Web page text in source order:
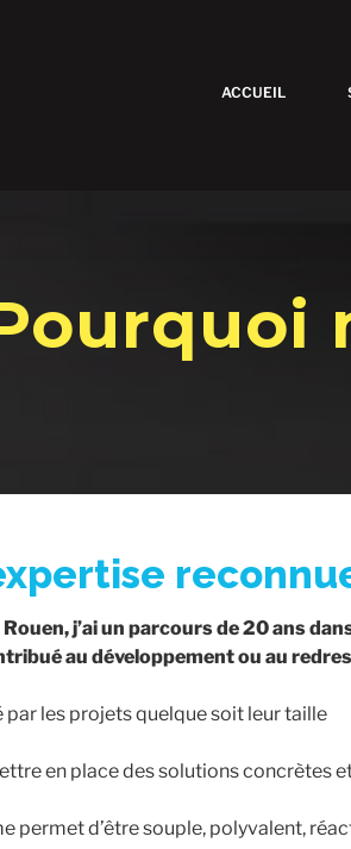
ACCUEIL
Rouen, j’ai un parcours de 20 ans
au développement ou au
par les projets quelque soit leur taille
en place des solutions concrètes
permet d’être souple, polyvalent,